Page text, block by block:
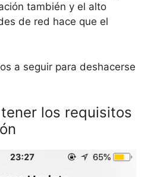
también y el alto
de red hace que el
a seguir para deshacerse
los requisitos